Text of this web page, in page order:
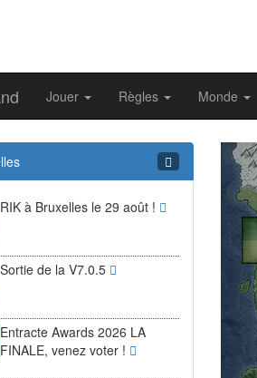
Jouer Règles Monde
RIK à Bruxelles le 29 août !
Sortie de la V7.0.5
Entracte Awards 2026 LA
FINALE, venez voter !